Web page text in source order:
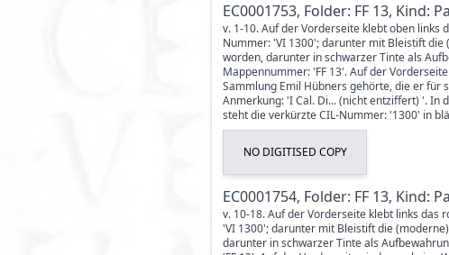
EC0001753, Folder: FF 13, Kind:
v. 1-10. Auf der Vorderseite klebt oben links
Nummer: 'VI 1300'; darunter mit Bleistift die
worden, darunter in schwarzer Tinte als
Mappennummer: 'FF 13'. Auf der
Sammlung Emil Hübners gehörte, die er für
Anmerkung: 'I Cal. Di... (nicht entziffert) '. In
steht die verkürzte CIL-Nummer: '1300' in
NO DIGITISED COPY
EC0001754, Folder: FF 13, Kind:
v. 10-18. Auf der Vorderseite klebt links das
'VI 1300'; darunter mit Bleistift die
darunter in schwarzer Tinte als